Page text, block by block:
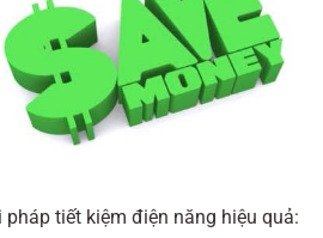
tiết kiệm điện năng hiệu quả: